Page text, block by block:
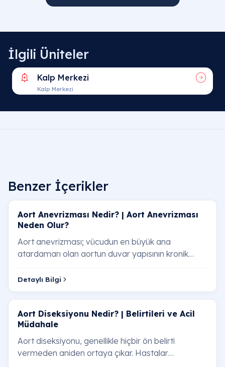
İlgili Üniteler
Kalp Merkezi
Kalp Merkezi
Benzer İçerikler
Aort Anevrizması Nedir? | Aort Anevrizması
Neden Olur?
Aort anevrizması; vücudun en büyük ana
atardamarı olan aortun duvar yapısının kronik
olarak zayıflaması neticesinde, belirli bir
bölgesinden…
Detaylı Bilgi
Aort Diseksiyonu Nedir? | Belirtileri ve Acil
Müdahale
Aort diseksiyonu, genellikle hiçbir ön belirti
vermeden aniden ortaya çıkar. Hastalar
tarafından en sık dile getirilen "yırtılma" hissi ve s…